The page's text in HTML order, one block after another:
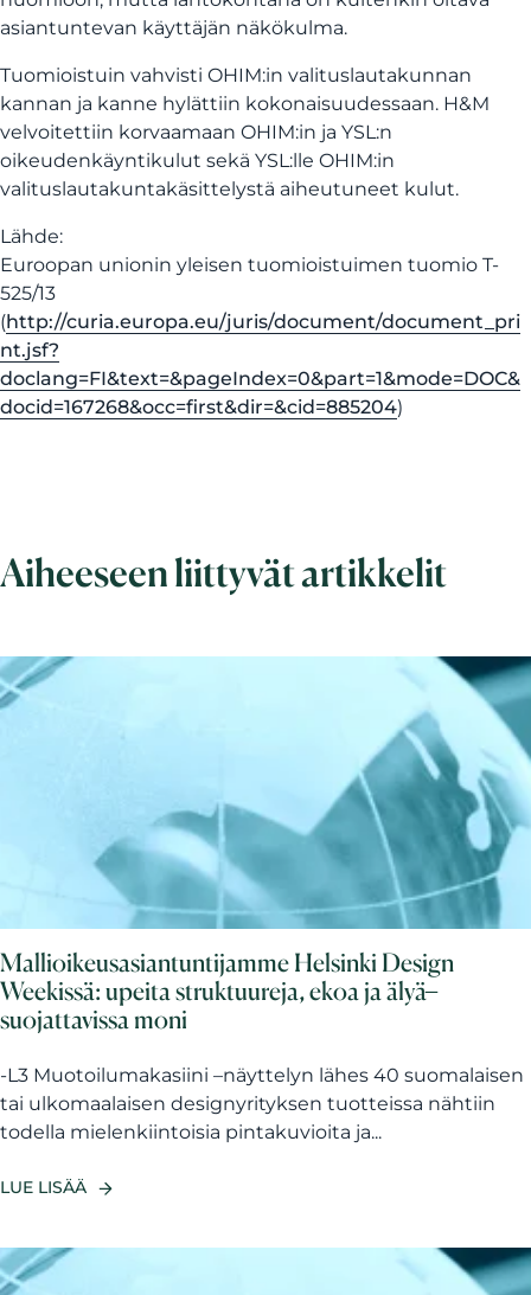
asiantuntevan käyttäjän näkökulma.
Tuomioistuin vahvisti OHIM:in valituslautakunnan
kannan ja kanne hylättiin kokonaisuudessaan. H&M
velvoitettiin korvaamaan OHIM:in ja YSL:n
oikeudenkäyntikulut sekä YSL:lle OHIM:in
valituslautakuntakäsittelystä aiheutuneet kulut.
Lähde:
Euroopan unionin yleisen tuomioistuimen tuomio T-
525/13
(http://curia.europa.eu/juris/document/document_pri
nt.jsf?
doclang=FI&text=&pageIndex=0&part=1&mode=DOC&
docid=167268&occ=first&dir=&cid=885204)
Aiheeseen liittyvät artikkelit
Mallioikeusasiantuntijamme Helsinki Design
Weekissä: upeita struktuureja, ekoa ja älyä ̶
suojattavissa moni
-L3 Muotoilumakasiini –näyttelyn lähes 40 suomalaisen
tai ulkomaalaisen designyrityksen tuotteissa nähtiin
todella mielenkiintoisia pintakuvioita ja...
LUE LISÄÄ